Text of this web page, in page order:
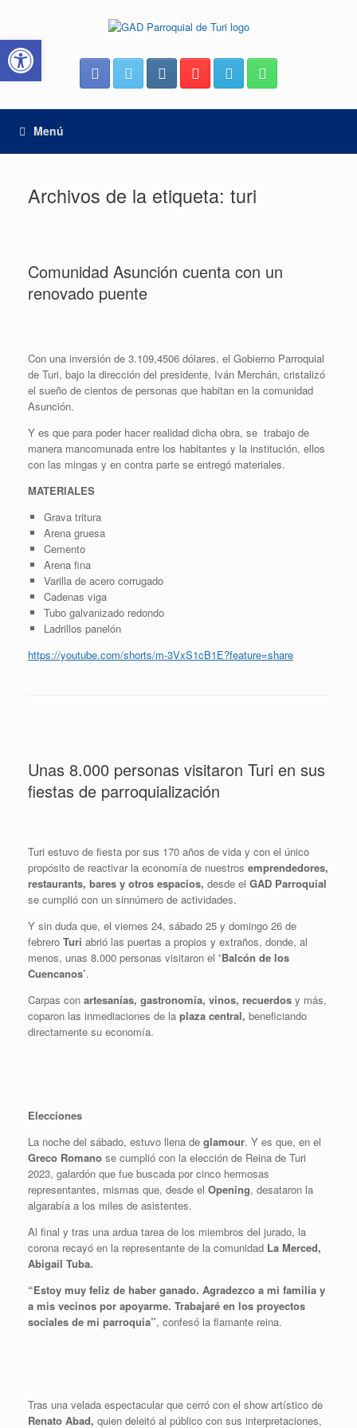
contenido
Menú
Archivos de la etiqueta: turi
Comunidad Asunción cuenta con un
renovado puente
Con una inversión de 3.109,4506 dólares, el Gobierno Parroquial
de Turi, bajo la dirección del presidente, Iván Merchán, cristalizó
el sueño de cientos de personas que habitan en la comunidad
Asunción.
Y es que para poder hacer realidad dicha obra, se trabajo de
manera mancomunada entre los habitantes y la institución, ellos
con las mingas y en contra parte se entregó materiales.
MATERIALES
Grava tritura
Arena gruesa
Cemento
Arena fina
Varilla de acero corrugado
Cadenas viga
Tubo galvanizado redondo
Ladrillos panelón
https://youtube.com/shorts/m-3VxS1cB1E?feature=share
Unas 8.000 personas visitaron Turi en sus
fiestas de parroquialización
Turi estuvo de fiesta por sus 170 años de vida y con el único
propósito de reactivar la economía de nuestros emprendedores,
restaurants, bares y otros espacios, desde el GAD Parroquial
se cumplió con un sinnúmero de actividades.
Y sin duda que, el viernes 24, sábado 25 y domingo 26 de
febrero Turi abrió las puertas a propios y extraños, donde, al
menos, unas 8.000 personas visitaron el ‘Balcón de los
Cuencanos’.
Carpas con artesanías, gastronomía, vinos, recuerdos y más,
coparon las inmediaciones de la plaza central, beneficiando
directamente su economía.
Elecciones
La noche del sábado, estuvo llena de glamour. Y es que, en el
Greco Romano se cumplió con la elección de Reina de Turi
2023, galardón que fue buscada por cinco hermosas
representantes, mismas que, desde el Opening, desataron la
algarabía a los miles de asistentes.
Al final y tras una ardua tarea de los miembros del jurado, la
corona recayó en la representante de la comunidad La Merced,
Abigaíl Tuba.
“Estoy muy feliz de haber ganado. Agradezco a mi familia y
a mis vecinos por apoyarme. Trabajaré en los proyectos
sociales de mi parroquia”, confesó la flamante reina.
Tras una velada espectacular que cerró con el show artístico de
Renato Abad, quien deleitó al público con sus interpretaciones,
Abrir barra de herramientas